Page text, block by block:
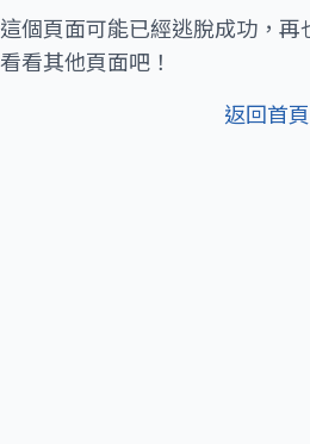
這個頁面可能已經逃脫成功，再
看看其他頁面吧！
返回首頁